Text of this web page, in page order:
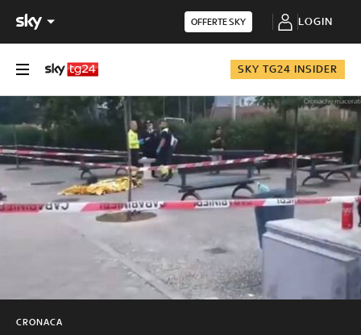
OFFERTE SKY LOGIN
SKY TG24 INSIDER
CRONACA